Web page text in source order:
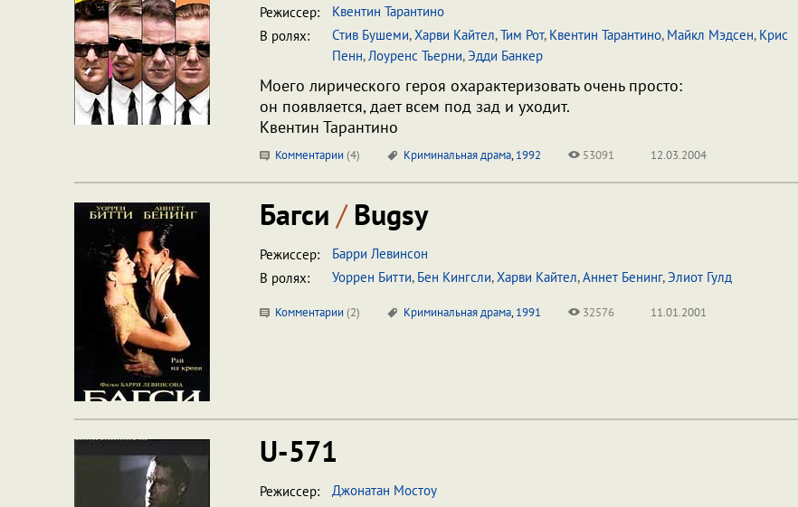
Режиссер:
Квентин Тарантино
В ролях:
Стив Бушеми,Харви Кайтел,Тим Рот, Квентин Тарантино, Майкл Мэдсен, Крис
Пенн,Лоуренс Тьерни,Эдди Банкер
Моего лирического героя охарактеризовать очень просто:
он появляется, дает всем под зад и уходит.
Квентин Тарантино
Комментарии (4) Криминальная драма,1992 53091 12.03.2004
Багси /Bugsy
Режиссер:
Барри Левинсон
В ролях:
Уоррен Битти, Бен Кингсли,Харви Кайтел,Аннет Бенинг,Элиот Гулд
Комментарии (2) Криминальная драма,1991 32576 11.01.2001
U-571
Режиссер:
Джонатан Мостоу